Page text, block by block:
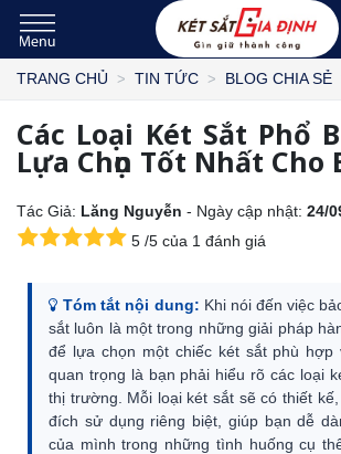
TRANG CHỦ TIN TỨC BLOG CHIA SẺ
Các Loại Két Sắt Phổ
Lựa Chọn Tốt Nhất Cho
Tác Giả: Lăng Nguyễn - Ngày cập nhật: 24/
5 /5 của 1 đánh giá
Tóm tắt nội dung: Khi nói đến việc
sắt luôn là một trong những giải pháp
để lựa chọn một chiếc két sắt phù hợp
quan trọng là bạn phải hiểu rõ các loại
thị trường. Mỗi loại két sắt sẽ có thiết
đích sử dụng riêng biệt, giúp bạn dễ
của mình trong những tình huống cụ